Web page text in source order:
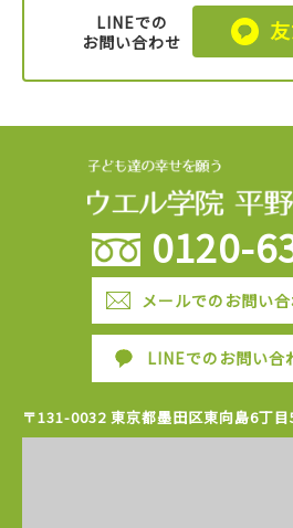
LINEでの
お問い合わせ
0120-
メールでのお問い
LINEでのお問い合
〒131-0032 東京都墨田区東向島6丁